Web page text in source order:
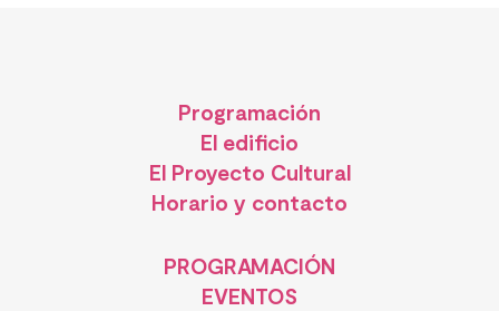
Programación
El edificio
El Proyecto Cultural
Horario y contacto
PROGRAMACIÓN
EVENTOS